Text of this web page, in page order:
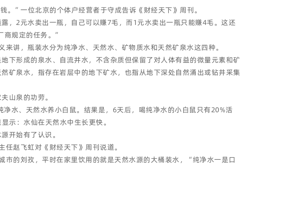
”一位北京的个体户经营者于守成告诉《财经天下》周刊。
，2元水卖出一瓶，自己可以赚7毛，而1元水卖出一瓶只能赚4毛。这还
商规定的任务。”
讲，瓶装水分为纯净水、天然水、矿物质水和天然矿泉水这四种。
下形成的泉水、自流井水，不含杂质但保留了对人体有益的微量元素和矿
矿泉水，指存在岩层中的地下矿水，也指从地下深处自然涌出或钻井采集
山泉的功劳。
水、天然水养小白鼠。结果是，6天后，喝纯净水的小白鼠只有20%活
示：水仙在天然水中生长更快。
开始有了认识。
赵飞虹对《财经天下》周刊说道。
的刘孜，平时在家里饮用的就是天然水源的大桶装水，“纯净水一是口